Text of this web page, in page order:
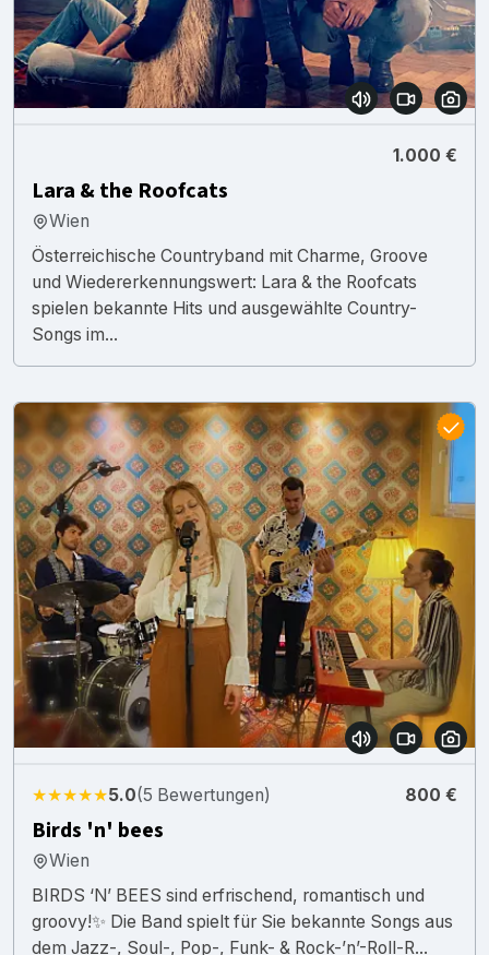
1.000 €
Lara & the Roofcats
Wien
Österreichische Countryband mit Charme, Groove
und Wiedererkennungswert: Lara & the Roofcats
spielen bekannte Hits und ausgewählte Country-
Songs im...
★★★★★5.0(5 Bewertungen) 800 €
Birds 'n' bees
Wien
BIRDS ‘N’ BEES sind erfrischend, romantisch und
groovy!✨ Die Band spielt für Sie bekannte Songs aus
dem Jazz-, Soul-, Pop-, Funk- & Rock-’n’-Roll-R...